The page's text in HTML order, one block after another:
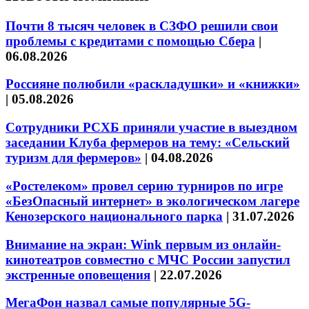
Почти 8 тысяч человек в СЗФО решили свои
проблемы с кредитами с помощью Сбера |
06.08.2026
Россияне полюбили «раскладушки» и «книжки»
| 05.08.2026
Сотрудники РСХБ приняли участие в выездном
заседании Клуба фермеров на тему: «Сельский
туризм для фермеров» | 04.08.2026
«Ростелеком» провел серию турниров по игре
«БезОпасный интернет» в экологическом лагере
Кенозерского национального парка | 31.07.2026
Внимание на экран: Wink первым из онлайн-
кинотеатров совместно с МЧС России запустил
экстренные оповещения | 22.07.2026
МегаФон назвал самые популярные 5G-